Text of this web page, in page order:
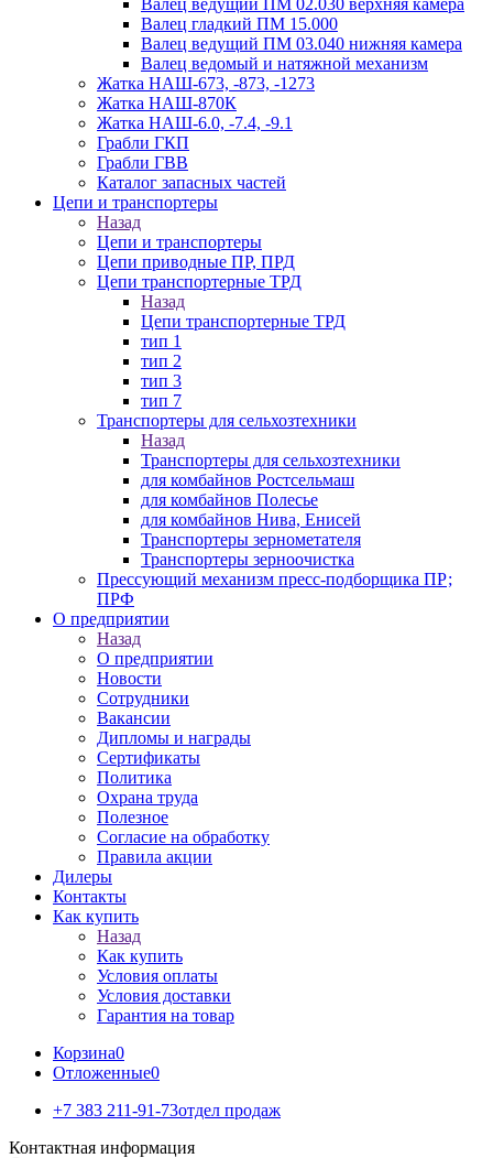
Валец ведущий ПМ 02.030 верхняя камера
Валец гладкий ПМ 15.000
Валец ведущий ПМ 03.040 нижняя камера
Валец ведомый и натяжной механизм
Жатка НАШ-673, -873, -1273
Жатка НАШ-870К
Жатка НАШ-6.0, -7.4, -9.1
Грабли ГКП
Грабли ГВВ
Каталог запасных частей
Цепи и транспортеры
Назад
Цепи и транспортеры
Цепи приводные ПР, ПРД
Цепи транспортерные ТРД
Назад
Цепи транспортерные ТРД
тип 1
тип 2
тип 3
тип 7
Транспортеры для сельхозтехники
Назад
Транспортеры для сельхозтехники
для комбайнов Ростсельмаш
для комбайнов Полесье
для комбайнов Нива, Енисей
Транспортеры зернометателя
Транспортеры зерноочистка
Прессующий механизм пресс-подборщика ПР;
ПРФ
О предприятии
Назад
О предприятии
Новости
Сотрудники
Вакансии
Дипломы и награды
Сертификаты
Политика
Охрана труда
Полезное
Согласие на обработку
Правила акции
Дилеры
Контакты
Как купить
Назад
Как купить
Условия оплаты
Условия доставки
Гарантия на товар
Корзина0
Отложенные0
+7 383 211-91-73отдел продаж
Контактная информация